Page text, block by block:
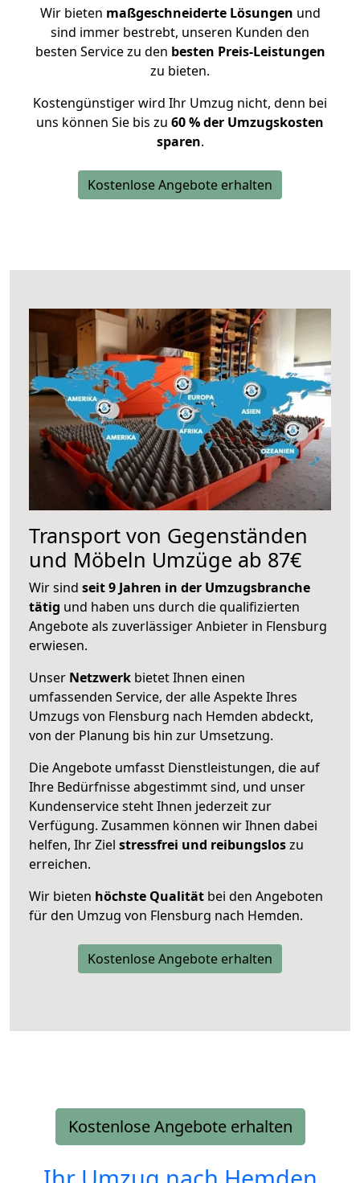
Wir bieten maßgeschneiderte Lösungen und
sind immer bestrebt, unseren Kunden den
besten Service zu den besten Preis-Leistungen
zu bieten.
Kostengünstiger wird Ihr Umzug nicht, denn bei
uns können Sie bis zu 60 % der Umzugskosten
sparen.
Kostenlose Angebote erhalten
Transport von Gegenständen
und Möbeln Umzüge ab 87€
Wir sind seit 9 Jahren in der Umzugsbranche
tätig und haben uns durch die qualifizierten
Angebote als zuverlässiger Anbieter in Flensburg
erwiesen.
Unser Netzwerk bietet Ihnen einen
umfassenden Service, der alle Aspekte Ihres
Umzugs von Flensburg nach Hemden abdeckt,
von der Planung bis hin zur Umsetzung.
Die Angebote umfasst Dienstleistungen, die auf
Ihre Bedürfnisse abgestimmt sind, und unser
Kundenservice steht Ihnen jederzeit zur
Verfügung. Zusammen können wir Ihnen dabei
helfen, Ihr Ziel stressfrei und reibungsloszu
erreichen.
Wir bieten höchste Qualität bei den Angeboten
für den Umzug von Flensburg nach Hemden.
Kostenlose Angebote erhalten
Kostenlose Angebote erhalten